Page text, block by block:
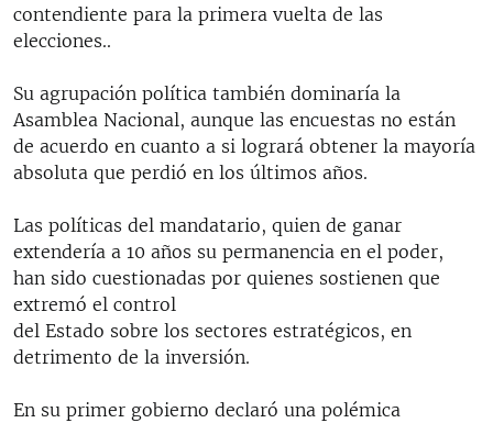
contendiente para la primera vuelta de las
elecciones..
Su agrupación política también dominaría la
Asamblea Nacional, aunque las encuestas no están
de acuerdo en cuanto a si logrará obtener la mayoría
absoluta que perdió en los últimos años.
Las políticas del mandatario, quien de ganar
extendería a 10 años su permanencia en el poder,
han sido cuestionadas por quienes sostienen que
extremó el control
del Estado sobre los sectores estratégicos, en
detrimento de la inversión.
En su primer gobierno declaró una polémica